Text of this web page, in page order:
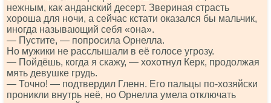
нежным, как анданский десерт. Звериная страсть
хороша для ночи, а сейчас кстати оказался бы мальчик,
иногда называющий себя «она».
— Пустите, — попросила Орнелла.
Но мужики не расслышали в её голосе угрозу.
— Пойдёшь, когда я скажу, — хохотнул Керк, продолжая
мять девушке грудь.
— Точно! — подтвердил Гленн. Его пальцы по-хозяйски
проникли внутрь неё, но Орнелла умела отключать